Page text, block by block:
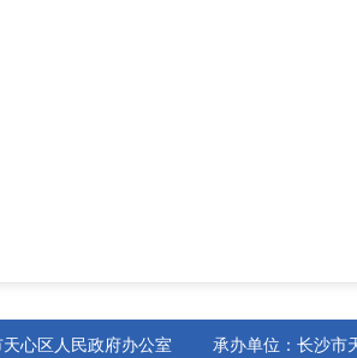
心区人民政府办公室 承办单位：长沙市